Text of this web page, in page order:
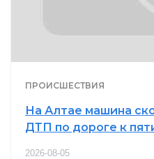
ПРОИСШЕСТВИЯ
На Алтае машина
ДТП по дороге к
2026-08-05